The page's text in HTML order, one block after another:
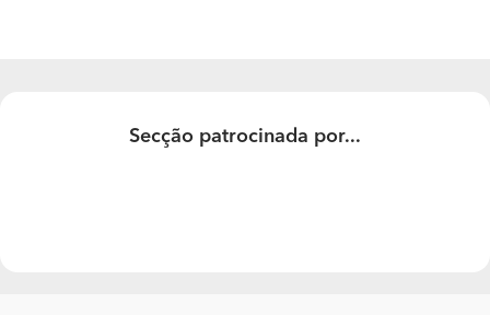
Secção patrocinada por...